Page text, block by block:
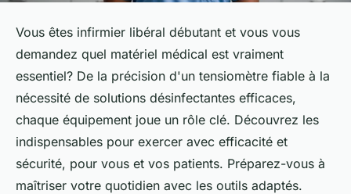
Vous êtes infirmier libéral débutant et vous vous
demandez quel matériel médical est vraiment
essentiel? De la précision d'un tensiomètre fiable à la
nécessité de solutions désinfectantes efficaces,
chaque équipement joue un rôle clé. Découvrez les
indispensables pour exercer avec efficacité et
sécurité, pour vous et vos patients. Préparez-vous à
maîtriser votre quotidien avec les outils adaptés.